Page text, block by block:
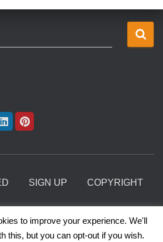
SIGN UP COPYRIGHT
to improve your experience. We'll
this, but you can opt-out if you wish.